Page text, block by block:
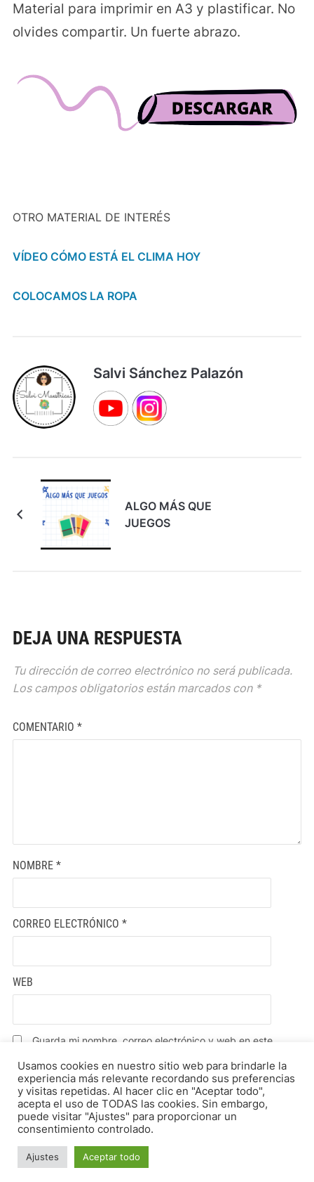
Material para imprimir en A3 y plastificar. No
olvides compartir. Un fuerte abrazo.
OTRO MATERIAL DE INTERÉS
VÍDEO CÓMO ESTÁ EL CLIMA HOY
COLOCAMOS LA ROPA
Salvi Sánchez Palazón
ALGO MÁS QUE
JUEGOS
DEJA UNA RESPUESTA
Tu dirección de correo electrónico no será publicada.
Los campos obligatorios están marcados con *
COMENTARIO *
NOMBRE *
CORREO ELECTRÓNICO *
WEB
Guarda mi nombre, correo electrónico y web en este
Usamos cookies en nuestro sitio web para brindarle la
experiencia más relevante recordando sus preferencias
y visitas repetidas. Al hacer clic en "Aceptar todo",
acepta el uso de TODAS las cookies. Sin embargo,
puede visitar "Ajustes" para proporcionar un
consentimiento controlado.
Ajustes Aceptar todo